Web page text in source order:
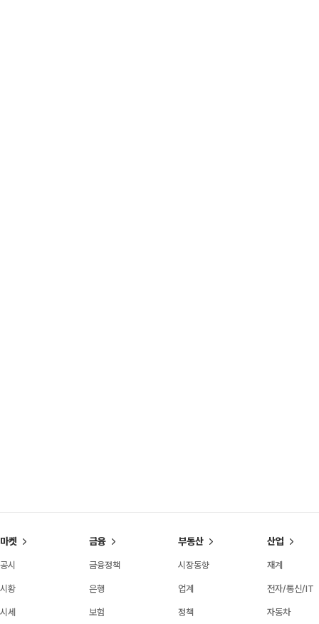
마켓
공시
시황
시세
금융
금융정책
은행
보험
부동산
시장동향
업계
정책
산업
재계
전자/통신/IT
자동차